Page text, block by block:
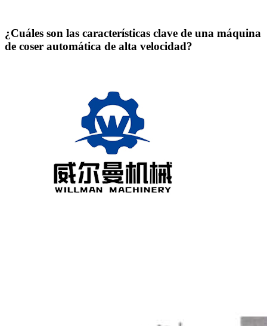
¿Cuáles son las características clave de una máquina
de coser automática de alta velocidad?